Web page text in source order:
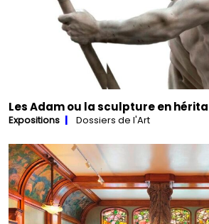
Les Adam ou la sculpture en
Expositions Dossiers de l'Art